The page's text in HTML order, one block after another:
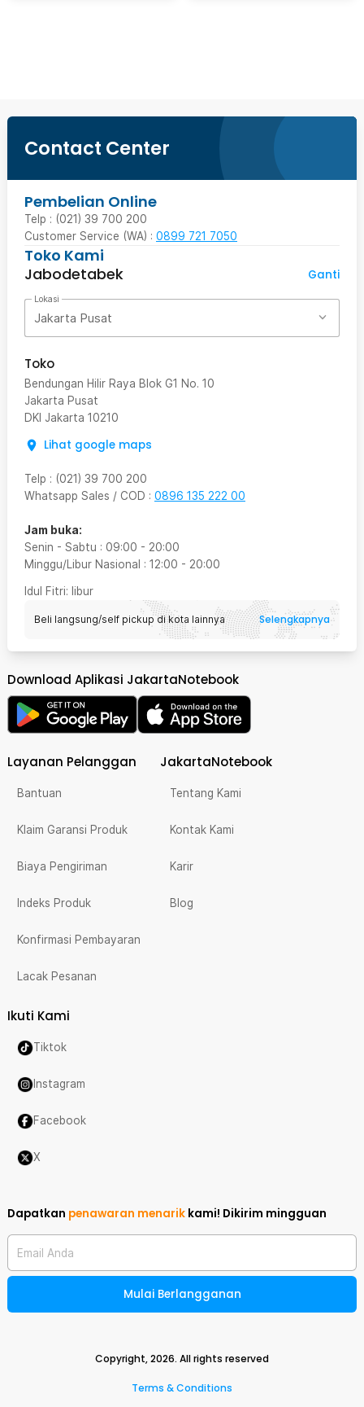
Contact Center
Pembelian Online
Telp : (021) 39 700 200
Customer Service (WA) : 0899 721 7050
Toko Kami
Jabodetabek
Ganti
Lokasi
Jakarta Pusat
Toko
Bendungan Hilir Raya Blok G1 No. 10
Jakarta Pusat
DKI Jakarta 10210
Lihat google maps
Telp : (021) 39 700 200
Whatsapp Sales / COD : 0896 135 222 00
Jam buka:
Senin - Sabtu : 09:00 - 20:00
Minggu/Libur Nasional : 12:00 - 20:00
Idul Fitri: libur
Beli langsung/self pickup di kota lainnya Selengkapnya
Download Aplikasi JakartaNotebook
Layanan Pelanggan
Bantuan
Klaim Garansi Produk
Biaya Pengiriman
Indeks Produk
Konfirmasi Pembayaran
Lacak Pesanan
JakartaNotebook
Tentang Kami
Kontak Kami
Karir
Blog
Ikuti Kami
Tiktok
Instagram
Facebook
X
Dapatkan penawaran menarik kami! Dikirim mingguan
Email Anda
Mulai Berlangganan
Copyright,2026. All rights reserved
Terms & Conditions